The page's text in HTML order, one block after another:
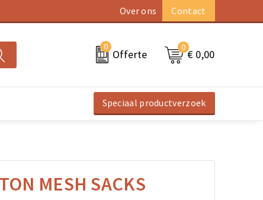
Over ons Contact
0
Offerte
0
€ 0,00
Speciaal productverzoek
MESH SACKS